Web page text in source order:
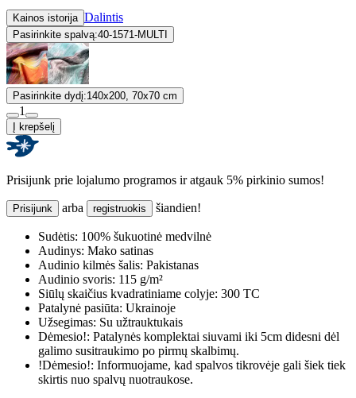
Kainos istorija Dalintis
Pasirinkite spalvą:40-1571-MULTI
Pasirinkite dydį:140x200, 70x70 cm
1
Į krepšelį
Prisijunk prie lojalumo programos ir atgauk 5% pirkinio sumos!
Prisijunk arba registruokis šiandien!
Sudėtis: 100% šukuotinė medvilnė
Audinys: Mako satinas
Audinio kilmės šalis: Pakistanas
Audinio svoris: 115 g/m²
Siūlų skaičius kvadratiniame colyje: 300 TC
Patalynė pasiūta: Ukrainoje
Užsegimas: Su užtrauktukais
Dėmesio!: Patalynės komplektai siuvami iki 5cm didesni dėl
galimo susitraukimo po pirmų skalbimų.
!Dėmesio!: Informuojame, kad spalvos tikrovėje gali šiek tiek
skirtis nuo spalvų nuotraukose.